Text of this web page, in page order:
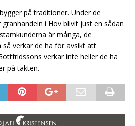
på traditioner. Under de
i Hov blivit just en sådan
är många, de
verkar de ha för avsikt att
verkar inte heller de ha
på takten.